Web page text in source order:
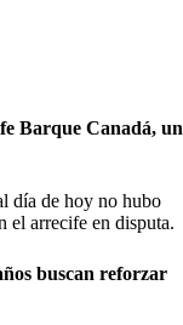
Barque Canadá, un
día de hoy no hubo
el arrecife en disputa.
buscan reforzar